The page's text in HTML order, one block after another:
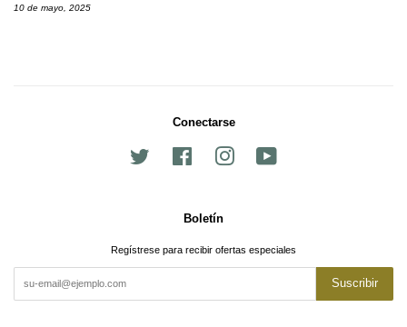
10 de mayo, 2025
Conectarse
Facebook Instagram
Boletín
Regístrese para recibir ofertas especiales
Suscribir